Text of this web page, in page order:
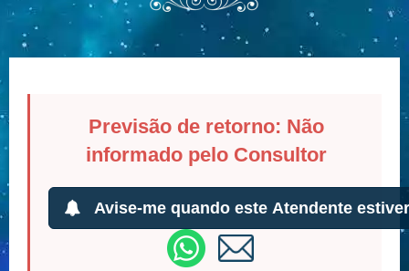
Previsão de retorno: Não
informado pelo Consultor
Avise-me quando este Atendente